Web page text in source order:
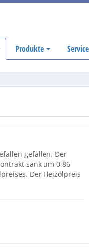
Produkte Service
gefallen. Der
sank um 0,86
Der Heizölpreis